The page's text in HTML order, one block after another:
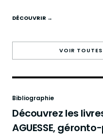
DÉCOUVRIR →
VOIR
Bibliographie
Découvrez les
AGUESSE,